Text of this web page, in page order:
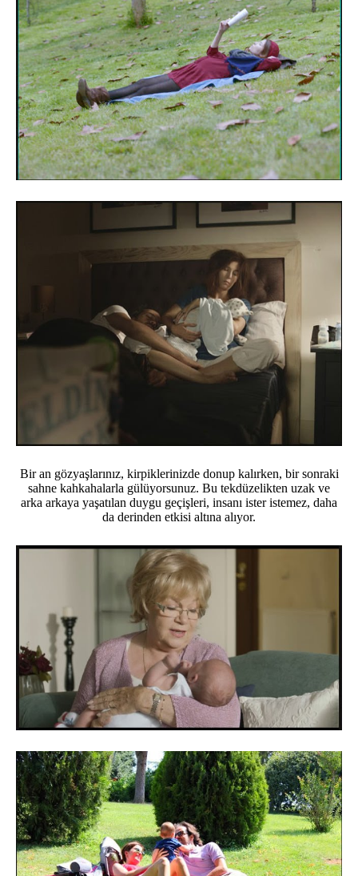
Bir an gözyaşlarınız, kirpiklerinizde donup kalırken, bir sonraki
sahne kahkahalarla gülüyorsunuz. Bu tekdüzelikten uzak ve
arka arkaya yaşatılan duygu geçişleri, insanı ister istemez, daha
da derinden etkisi altına alıyor.